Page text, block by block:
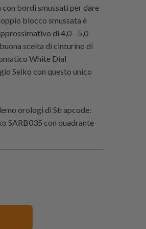
con bordi smussati per dare
blocco smussata è
di 4,0 - 5,0
scelta di cinturino di
White Dial
Seiko con questo unico
orologi di Strapcode:
SARB035 con quadrante